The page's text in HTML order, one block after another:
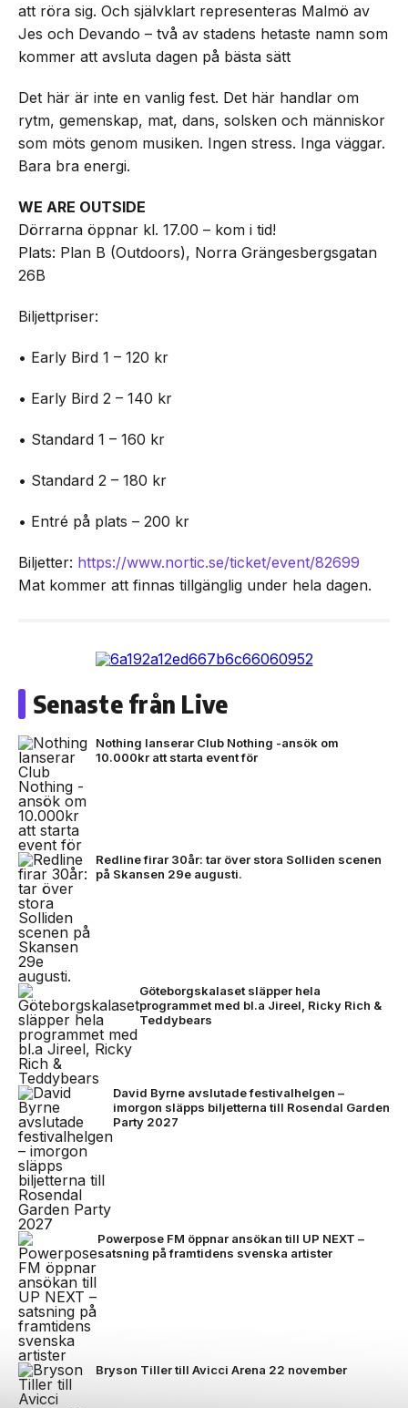
att röra sig. Och självklart representeras Malmö av
Jes och Devando – två av stadens hetaste namn som
kommer att avsluta dagen på bästa sätt
Det här är inte en vanlig fest. Det här handlar om
rytm, gemenskap, mat, dans, solsken och människor
som möts genom musiken. Ingen stress. Inga väggar.
Bara bra energi.
WE ARE OUTSIDE
Dörrarna öppnar kl. 17.00 – kom i tid!
Plats: Plan B (Outdoors), Norra Grängesbergsgatan
26B
Biljettpriser:
• Early Bird 1 – 120 kr
• Early Bird 2 – 140 kr
• Standard 1 – 160 kr
• Standard 2 – 180 kr
• Entré på plats – 200 kr
Biljetter: https://www.nortic.se/ticket/event/82699
Mat kommer att finnas tillgänglig under hela dagen.
Senaste från Live
Nothing lanserar Club Nothing -ansök om
10.000kr att starta event för
Redline firar 30år: tar över stora Solliden scenen
på Skansen 29e augusti.
Göteborgskalaset släpper hela
programmet med bl.a Jireel, Ricky Rich &
Teddybears
David Byrne avslutade festivalhelgen –
imorgon släpps biljetterna till Rosendal Garden
Party 2027
Powerpose FM öppnar ansökan till UP NEXT –
satsning på framtidens svenska artister
Bryson Tiller till Avicci Arena 22 november